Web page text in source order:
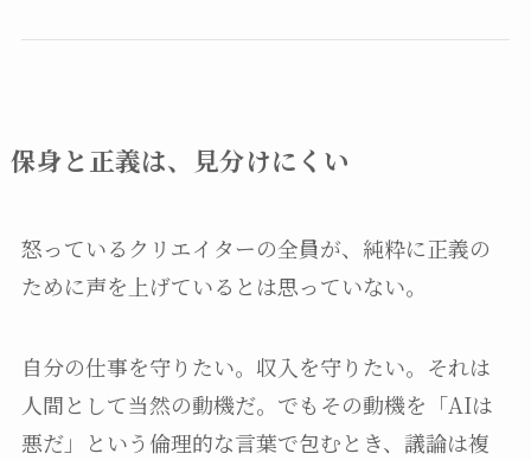
保身と正義は、見分けにくい
怒っているクリエイターの全員が、純粋に正義の
ために声を上げているとは思っていない。
自分の仕事を守りたい。収入を守りたい。それは
人間として当然の動機だ。でもその動機を「AIは
悪だ」という倫理的な言葉で包むとき、議論は複